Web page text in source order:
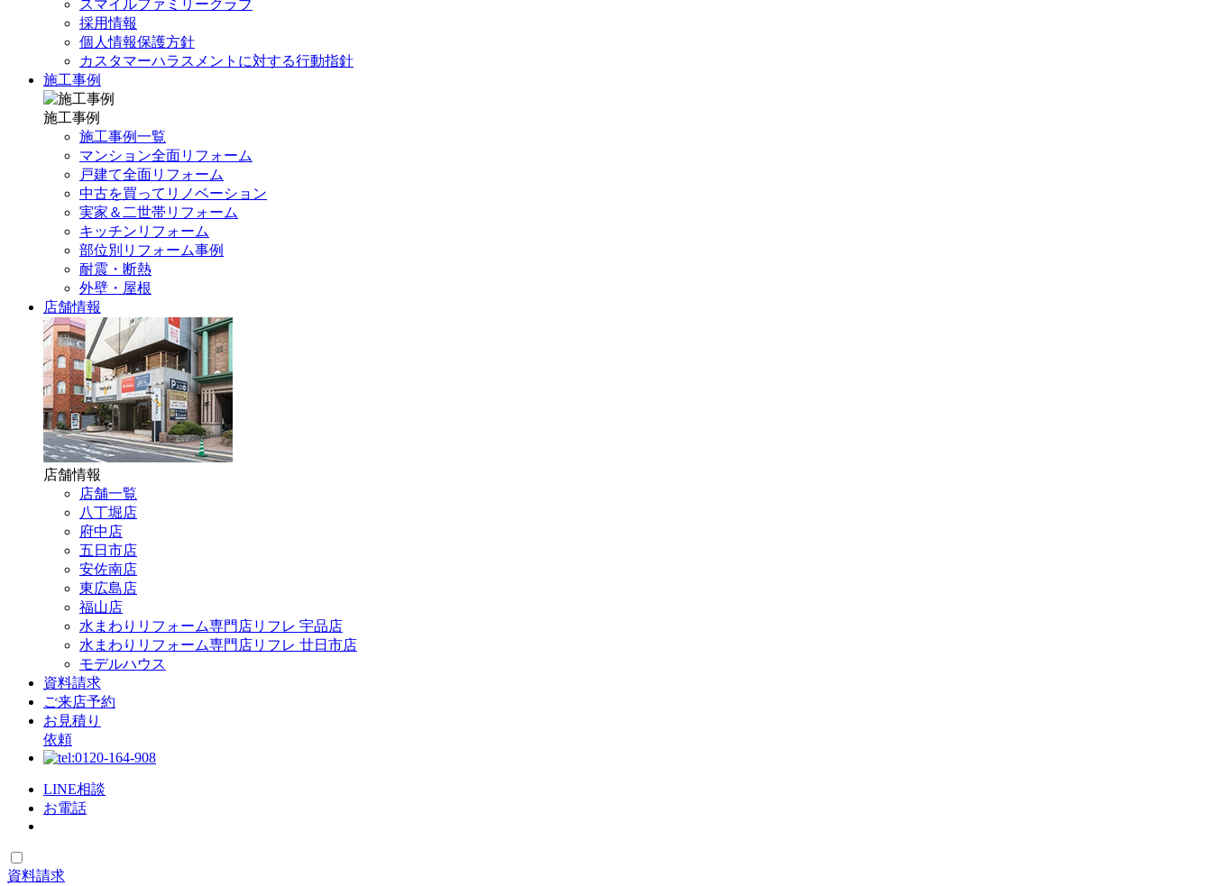
スマイルファミリークラブ
採用情報
個人情報保護方針
カスタマーハラスメントに対する行動指針
施工事例
施工事例
施工事例一覧
マンション全面リフォーム
戸建て全面リフォーム
中古を買ってリノベーション
実家＆二世帯リフォーム
キッチンリフォーム
部位別リフォーム事例
耐震・断熱
外壁・屋根
店舗情報
店舗情報
店舗一覧
八丁堀店
府中店
五日市店
安佐南店
東広島店
福山店
水まわりリフォーム専門店リフレ 宇品店
水まわりリフォーム専門店リフレ 廿日市店
モデルハウス
資料請求
ご来店予約
お見積り
依頼
LINE相談
お電話
資料請求